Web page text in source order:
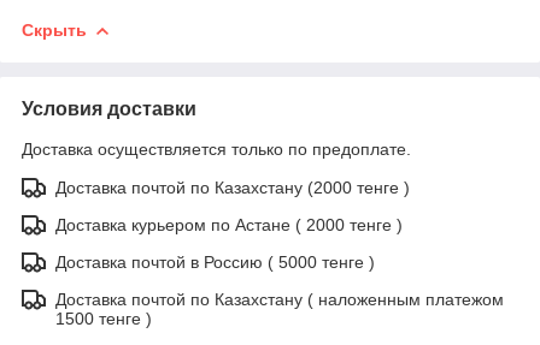
Скрыть
Условия доставки
Доставка осуществляется только по предоплате.
Доставка почтой по Казахстану (2000 тенге )
Доставка курьером по Астане ( 2000 тенге )
Доставка почтой в Россию ( 5000 тенге )
Доставка почтой по Казахстану ( наложенным платежом
1500 тенге )